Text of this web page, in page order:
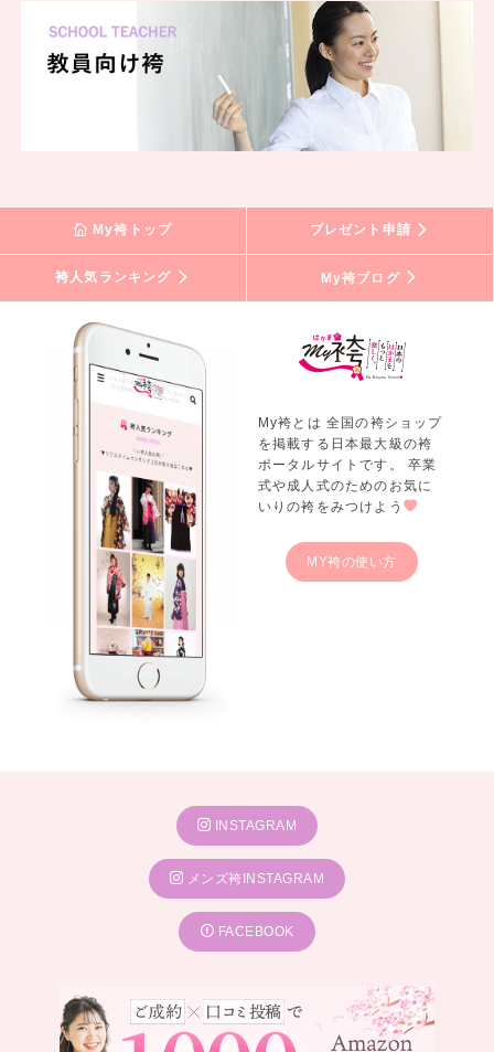
My袴トップ プレゼント申請
袴人気ランキング My袴ブログ
My袴とは 全国の袴ショップ
を掲載する日本最大級の袴
ポータルサイトです。 卒業
式や成人式のためのお気に
いりの袴をみつけよう
MY袴の使い方
INSTAGRAM
メンズ袴INSTAGRAM
FACEBOOK